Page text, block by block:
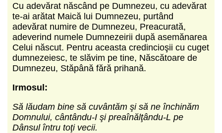
Cu adevărat născând pe Dumnezeu, cu adevărat
te-ai arătat Maică lui Dumnezeu, purtând
adevărat numire de Dumnezeu, Preacurată,
adeverind numele Dumnezeirii după asemănarea
Celui născut. Pentru aceasta credincioşii cu cuget
dumnezeiesc, te slăvim pe tine, Născătoare de
Dumnezeu, Stăpână fără prihană.
Irmosul:
Să lăudam bine să cuvântăm şi să ne închinăm
Domnului, cântându-I şi preaînălţându-L pe
Dânsul întru toţi vecii.